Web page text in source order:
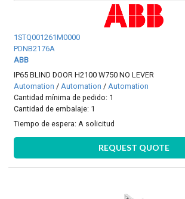
1STQ001261M0000
PDNB2176A
ABB
IP65 BLIND DOOR H2100 W750 NO LEVER
Automation / Automation / Automation
Cantidad mínima de pedido: 1
Cantidad de embalaje: 1
Tiempo de espera:A solicitud
REQUEST QUOTE